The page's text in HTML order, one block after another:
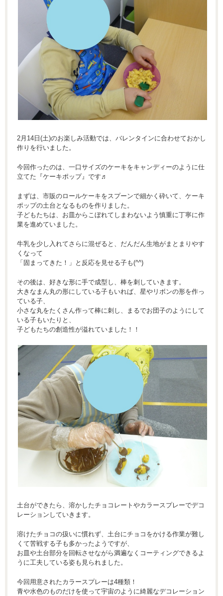
2月14日(土)のお楽しみ活動では、バレンタインに合わせておかし
作りを行いました。
今回作ったのは、一口サイズのケーキをキャンディーのように仕
立てた『ケーキポップ』です♬
まずは、市販のロールケーキをスプーンで細かく砕いて、ケーキ
ポップの土台となるものを作りました。
子どもたちは、お皿からこぼれてしまわないよう慎重に丁寧に作
業を進めていました。
牛乳を少し入れてさらに混ぜると、だんだん生地がまとまりやす
くなって
「固まってきた！」と反応を見せる子も(^^)
その後は、好きな形に手で成型し、棒を刺していきます。
大きなまん丸の形にしている子もいれば、星やリボンの形を作っ
ている子、
小さな丸をたくさん作って棒に刺し、まるでお団子のようにして
いる子もいたりと、
子どもたちの創造性が溢れていました！！
土台ができたら、溶かしたチョコレートやカラースプレーでデコ
レーションしていきます。
溶けたチョコの扱いに慣れず、土台にチョコをかける作業が難し
くて苦戦する子も多かったようですが、
お皿や土台部分を回転させながら満遍なくコーティングできるよ
うに工夫している姿も見られました。
今回用意されたカラースプレーは4種類！
青や水色のものだけを使って宇宙のように綺麗なデコレーション